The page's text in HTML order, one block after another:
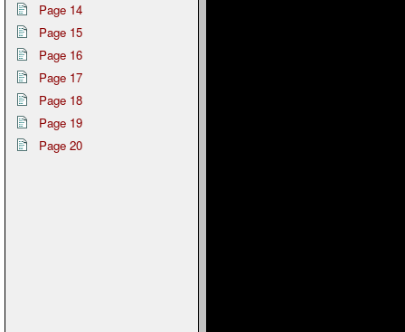
Page 14
Page 15
Page 16
Page 17
Page 18
Page 19
Page 20